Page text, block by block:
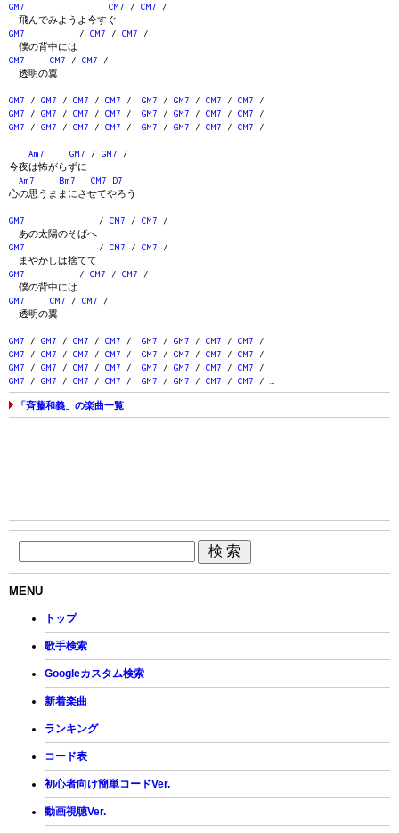
GM7
CM7 / CM7 /
飛んでみようよ今すぐ
GM7 / CM7 / CM7 /
僕の背中には
GM7
CM7 / CM7 /
透明の翼
GM7 / GM7 / CM7 / CM7 / GM7 / GM7 / CM7 / CM7 /
GM7 / GM7 / CM7 / CM7 / GM7 / GM7 / CM7 / CM7 /
GM7 / GM7 / CM7 / CM7 / GM7 / GM7 / CM7 / CM7 /
Am7 GM7 / GM7 /
今夜は怖がらずに
Am7
Bm7 CM7
D7
心の思うままにさせてやろう
GM7 / CM7 / CM7 /
あの太陽のそばへ
GM7 / CM7 / CM7 /
まやかしは捨てて
GM7 / CM7 / CM7 /
僕の背中には
GM7
CM7 / CM7 /
透明の翼
GM7 / GM7 / CM7 / CM7 / GM7 / GM7 / CM7 / CM7 /
GM7 / GM7 / CM7 / CM7 / GM7 / GM7 / CM7 / CM7 /
GM7 / GM7 / CM7 / CM7 / GM7 / GM7 / CM7 / CM7 /
GM7 / GM7 / CM7 / CM7 / GM7 / GM7 / CM7 / CM7 / …
「斉藤和義」の楽曲一覧
MENU
トップ
歌手検索
Googleカスタム検索
新着楽曲
ランキング
コード表
初心者向け簡単コードVer.
動画視聴Ver.